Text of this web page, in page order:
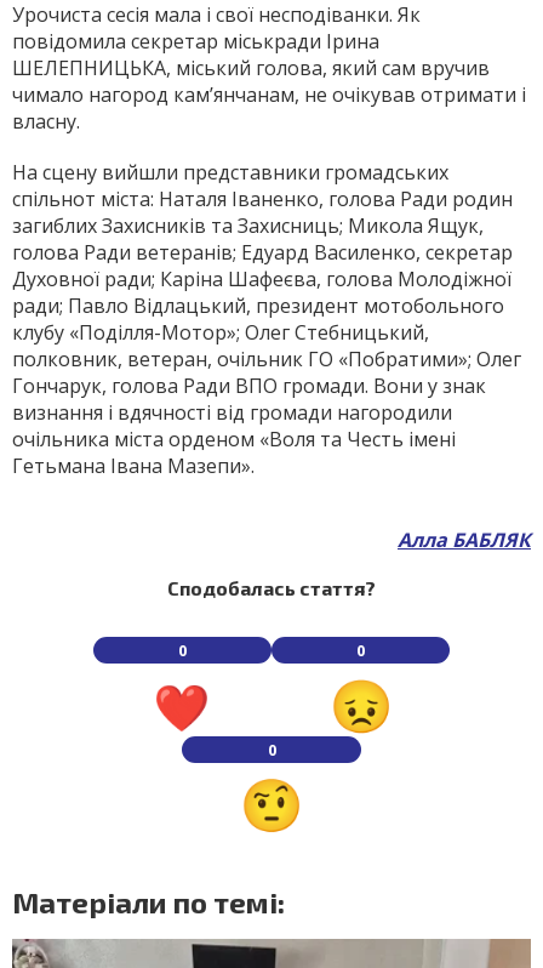
Урочиста сесія мала і свої несподіванки. Як
повідомила секретар міськради Ірина
ШЕЛЕПНИЦЬКА, міський голова, який сам вручив
чимало нагород кам’янчанам, не очікував отримати і
власну.
На сцену вийшли представники громадських
спільнот міста: Наталя Іваненко, голова Ради родин
загиблих Захисників та Захисниць; Микола Ящук,
голова Ради ветеранів; Едуард Василенко, секретар
Духовної ради; Каріна Шафеєва, голова Молодіжної
ради; Павло Відлацький, президент мотобольного
клубу «Поділля-Мотор»; Олег Стебницький,
полковник, ветеран, очільник ГО «Побратими»; Олег
Гончарук, голова Ради ВПО громади. Вони у знак
визнання і вдячності від громади нагородили
очільника міста орденом «Воля та Честь імені
Гетьмана Івана Мазепи».
Алла БАБЛЯК
Сподобалась стаття?
0 0
0
Матеріали по темі: